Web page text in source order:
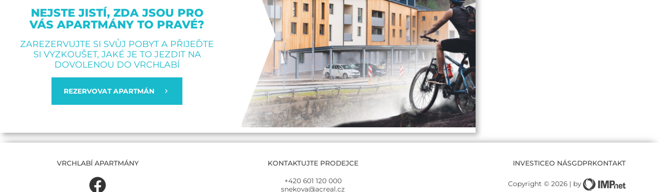
NEJSTE JISTÍ, ZDA JSOU PRO
VÁS APARTMÁNY TO PRAVÉ?
ZAREZERVUJTE SI SVŮJ POBYT A PŘIJEĎTE
SI VYZKOUŠET, JAKÉ JE TO JEZDIT NA
DOVOLENOU DO VRCHLABÍ
REZERVOVAT APARTMÁN
VRCHLABÍ APARTMÁNY KONTAKTUJTE PRODEJCE
+420 601 120 000
snekova@acreal.cz
INVESTICEO NÁSGDPRKONTAKT
Copyright © 2026 | by